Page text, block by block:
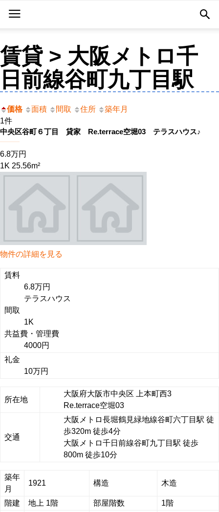
賃貸 > 大阪メトロ千
日前線谷町九丁目駅
価格 面積 間取 住所
築年月
1件
中央区谷町６丁目 貸家 Re.terrace空堀03 テラスハウス♪
6.8万円
1K 25.56m²
物件の詳細を見る
賃料
6.8万円
テラスハウス
間取
1K
共益費・管理費
4000円
礼金
10万円
所在地
大阪府大阪市中央区 上本町西3
Re.terrace空堀03
交通
大阪メトロ長堀鶴見緑地線谷町六丁目駅 徒
歩320m 徒歩4分
大阪メトロ千日前線谷町九丁目駅 徒歩
800m 徒歩10分
築年
月
1921 構造 木造
階建 地上 1階 部屋階数 1階